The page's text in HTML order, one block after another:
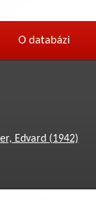
O databázi
Edvard (1942)